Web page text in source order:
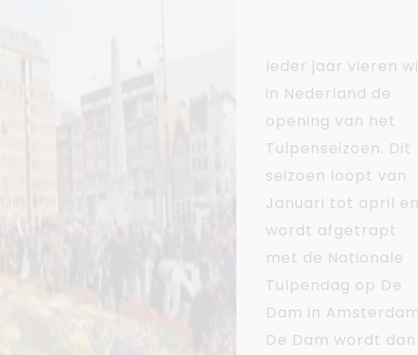
Ieder jaar vieren
in Nederland de
opening van het
Tulpenseizoen. Dit
seizoen loopt van
Januari tot april en
wordt afgetrapt
met de Nationale
Tulpendag op De
Dam in
De Dam wordt dan